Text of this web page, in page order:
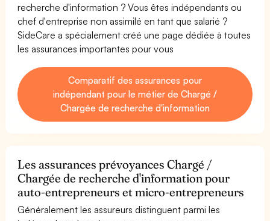
recherche d'information ? Vous êtes indépendants ou
chef d'entreprise non assimilé en tant que salarié ?
SideCare a spécialement créé une page dédiée à toutes
les assurances importantes pour vous
Comparatif des assurances pour
indépendant pour le métier de Chargé /
Chargée de recherche d'information
Les assurances prévoyances Chargé /
Chargée de recherche d'information pour
auto-entrepreneurs et micro-entrepreneurs
Généralement les assureurs distinguent parmi les